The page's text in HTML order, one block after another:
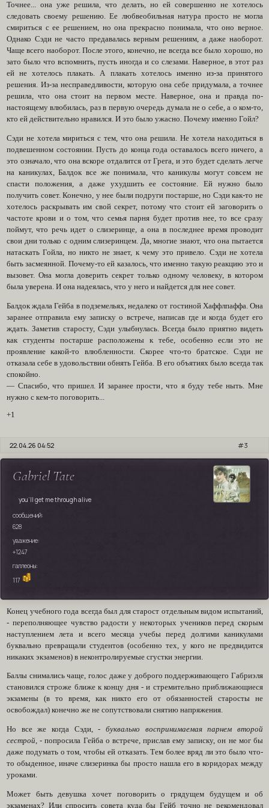
Точнее... она уже решила, что делать, но ей совершенно не хотелось
следовать своему решению. Ее любвеобильная натура просто не могла
смириться с ее решением, но она прекрасно понимала, что оно верное.
Однако Сэди не часто предавалась верным решениям, а даже наоборот.
Чаще всего наоборот. После этого, конечно, не всегда все было хорошо, но
зато было что вспомнить, пусть иногда и со слезами. Наверное, в этот раз
ей не хотелось плакать. А плакать хотелось именно из-за принятого
решения. Из-за несправедливости, которую она себе придумала, а точнее
решила, что она стоит на первом месте. Наверное, она и правда по-
настоящему влюбилась, раз в первую очередь думала не о себе, а о ком-то,
кто ей действительно нравился. И это было ужасно. Почему именно Гойл?
Сэди не хотела мириться с тем, что она решила. Не хотела находиться в
подвешенном состоянии. Пусть до конца года оставалось всего ничего, а
это означало, что она вскоре отдалится от Грега, и это будет сделать легче
на каникулах, Балдок все же понимала, что каникулы могут совсем не
спасти положения, а даже ухудшить ее состояние. Ей нужно было
получить совет. Конечно, у нее были подруги постарше, но Сэди как-то не
хотелось раскрывать им свой секрет, потому что стоит ей заговорить о
частоте крови и о том, что семья парня будет против нее, то все сразу
поймут, что речь идет о слизеринце, а она в последнее время проводит
свои дни только с одним слизеринцем. Да, многие знают, что она пытается
натаскать Гойла, но никто не знает, к чему это привело. Сэди не хотела
быть засмеянной. Почему-то ей казалось, что именно такую реакцию это и
вызовет. Она могла доверить секрет только одному человеку, в котором
была уверена. И она надеялась, что у него и найдется для нее совет.
Балдок ждала Гейба в подземельях, недалеко от гостиной Хаффлпаффа. Она
заранее отправила ему записку о встрече, написав где и когда будет его
ждать. Заметив старосту, Сэди улыбнулась. Всегда было приятно видеть
как студенты постарше расположены к тебе, особенно если это не
проявление какой-то влюбленности. Скорее что-то братское. Сэди не
отказала себе в удовольствии обнять Гейба. В его объятиях было всегда так
спокойно.
— Спасибо, что пришел. И заранее прости, что я буду тебе ныть. Мне
нужно с кем-то поговорить...
+1
3
22.04.26 04:52
Gabriel Tate
you'll get me through alive
сообщений:
628
уважение:
+1247
галлеоны:
117
Конец учебного года всегда был для старост отдельным видом испытаний,
- переполняющее чувство радости у некоторых учеников перед скорым
наступлением лета и всего месяца учебы перед долгими каникулами
буквально превращали студентов (особенно тех, у кого не предвидится
никаких экзаменов) в неконтролируемые сгустки энергии.
Баллы снимались чаще, голос даже у доброго поддерживающего Габриэля
становился строже ближе к концу дня - и стремительно приближающиеся
экзамены (в то время, как никто его от обязанностей старосты не
освобождал) конечно же не сопутствовали снятию напряжения.
Но все же когда Сэди, - буквально воспринимаемая парнем второй
сестрой, - попросила Гейба о встрече, прислав ему записку, он не мог бы
даже подумать о том, чтобы ей отказать. Тем более вряд ли это было что-
то обыденное, иначе слизеринка бы просто нашла его в коридорах между
уроками.
Может быть девушка хочет поговорить о грядущем будущем и об
экзаменах? Или спросить совета куда бы Гейб точно не рекомендовал